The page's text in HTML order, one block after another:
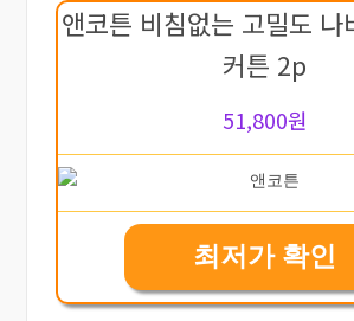
앤코튼 비침없는 고밀도 나
커튼 2p
51,800원
최저가 확인